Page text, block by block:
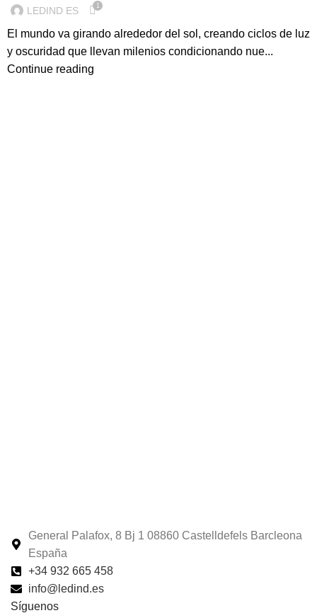
LEDIND ES 1
El mundo va girando alrededor del sol, creando ciclos de luz
y oscuridad que llevan milenios condicionando nue...
Continue reading
General Palafox, 8 Bj 1 08860 Castelldefels Barcleona
España
+34 932 665 458‬
info@ledind.es
Síguenos